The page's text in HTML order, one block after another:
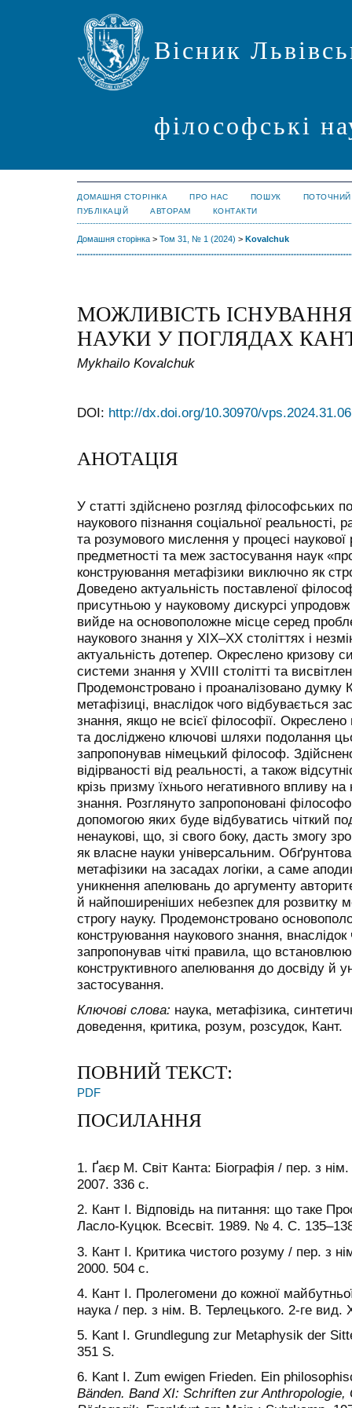
Вісник
філософські
ДОМАШНЯ СТОРІНКА ПРО НАС ПОШУК
ПОТОЧНИЙ
ПУБЛІКАЦІЙ
АВТОРАМ КОНТАКТИ
Домашня сторінка > Том 31, № 1 (2024) > Kovalchuk
МОЖЛИВІСТЬ
НАУКИ У ПОГЛЯДАХ
Mykhailo Kovalchuk
DOI: http://dx.doi.org/10.30970/vps.2024.31.06
АНОТАЦІЯ
У статті здійснено розгляд філософських
наукового пізнання соціальної реальності,
та розумового мислення у процесі наукової
предметності та меж застосування наук
конструювання метафізики виключно як
Доведено актуальність поставленої
присутньою у науковому дискурсі
вийде на основоположне місце серед
наукового знання у ХІХ–ХХ століттях і
актуальність дотепер. Окреслено кризову
системи знання у ХVIII столітті та
Продемонстровано і проаналізовано думку
метафізиці, внаслідок чого відбувається
знання, якщо не всієї філософії.
та досліджено ключові шляхи подолання
запропонував німецький філософ.
відірваності від реальності, а також
крізь призму їхнього негативного впливу
знання. Розглянуто запропоновані
допомогою яких буде відбуватись чіткий
ненаукові, що, зі свого боку, дасть змогу
як власне науки універсальним.
метафізики на засадах логіки, а саме
уникнення апелювань до аргументу
й найпоширеніших небезпек для розвитку
строгу науку. Продемонстровано
конструювання наукового знання,
запропонував чіткі правила, що
конструктивного апелювання до досвіду
застосування.
Ключові слова: наука, метафізика,
доведення, критика, розум, розсудок, Кант.
ПОВНИЙ ТЕКСТ:
PDF
ПОСИЛАННЯ
1. Ґаєр М. Світ Канта: Біографія / пер. з
2007. 336 с.
2. Кант І. Відповідь на питання: що таке
Ласло-Куцюк. Всесвіт. 1989. № 4. С.
3. Кант І. Критика чистого розуму / пер. з
2000. 504 с.
4. Кант І. Пролегомени до кожної
наука / пер. з нім. В. Терлецького. 2-ге вид.
5. Kant I. Grundlegung zur Metaphysik der
351 S.
6. Kant I. Zum ewigen Frieden. Ein
Bänden. Band XI: Schriften zur